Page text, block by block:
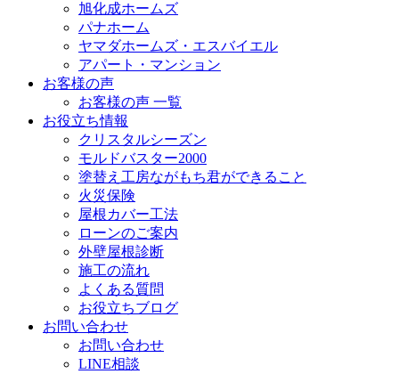
旭化成ホームズ
パナホーム
ヤマダホームズ・エスバイエル
アパート・マンション
お客様の声
お客様の声 一覧
お役立ち情報
クリスタルシーズン
モルドバスター2000
塗替え工房ながもち君ができること
火災保険
屋根カバー工法
ローンのご案内
外壁屋根診断
施工の流れ
よくある質問
お役立ちブログ
お問い合わせ
お問い合わせ
LINE相談